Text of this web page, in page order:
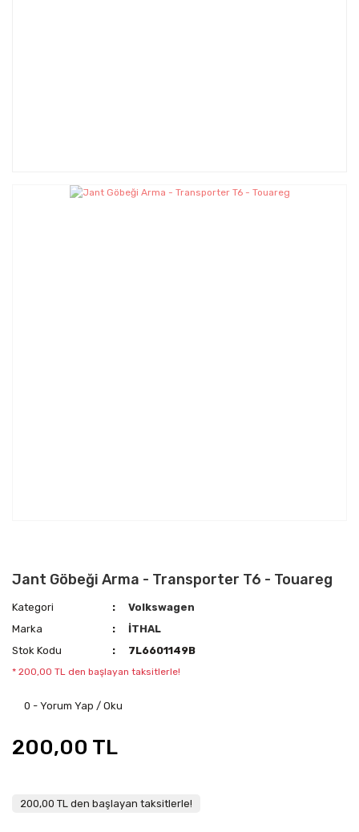
Jant Göbeği Arma - Transporter T6 - Touareg
Kategori
Volkswagen
Marka
İTHAL
Stok Kodu
7L6601149B
* 200,00 TL den başlayan taksitlerle!
0 - Yorum Yap / Oku
200,00 TL
200,00 TL den başlayan taksitlerle!